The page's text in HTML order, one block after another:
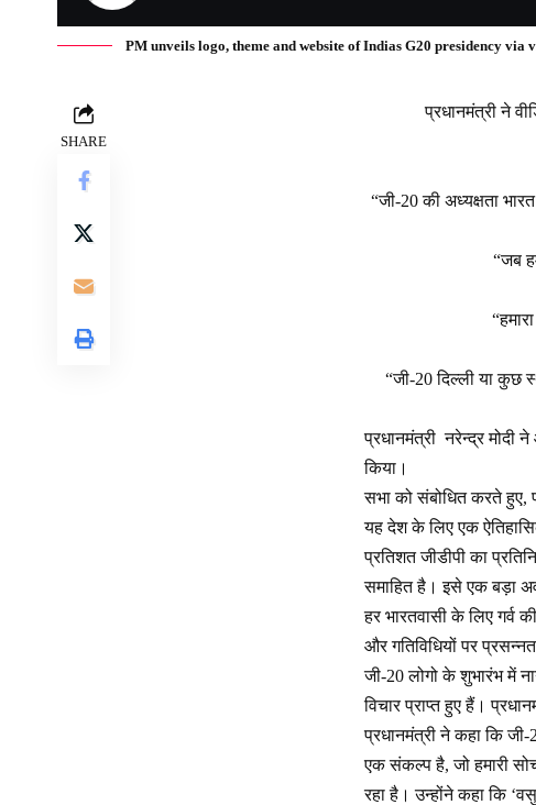
PM unveils logo, theme and website of Indias G20 presidency
SHARE
प्रधानमंत्री ने
“जी-20 की अध्यक्षता
“जब
“जी-20 दिल्ली या कुछ
प्रधानमंत्री नरेन्द्र मोदी
किया।
सभा को संबोधित करते हुए,
यह देश के लिए एक
प्रतिशत जीडीपी का
समाहित है। इसे एक बड़ा
हर भारतवासी के लिए गर्व
और गतिविधियों पर
जी-20 लोगो के शुभारंभ में
विचार प्राप्त हुए हैं।
प्रधानमंत्री ने कहा कि
एक संकल्प है, जो हमारी
रहा है। उन्होंने कहा कि